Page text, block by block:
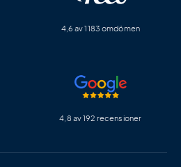
4,6 av 1183 omdömen
4,8 av 192 recensioner